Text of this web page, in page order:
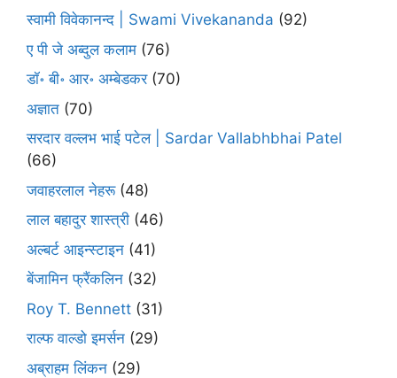
स्वामी विवेकानन्द | Swami Vivekananda (92)
ए पी जे अब्दुल कलाम (76)
डॉ॰ बी॰ आर॰ अम्बेडकर(70)
अज्ञात (70)
सरदार वल्लभ भाई पटेल | Sardar Vallabhbhai Patel
(66)
जवाहरलाल नेहरू(48)
लाल बहादुर शास्त्री (46)
अल्बर्ट आइन्स्टाइन (41)
बेंजामिन फ्रैंकलिन (32)
Roy T. Bennett (31)
राल्फ वाल्डो इमर्सन (29)
अब्राहम लिंकन (29)